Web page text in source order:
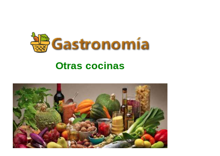
Otras cocinas